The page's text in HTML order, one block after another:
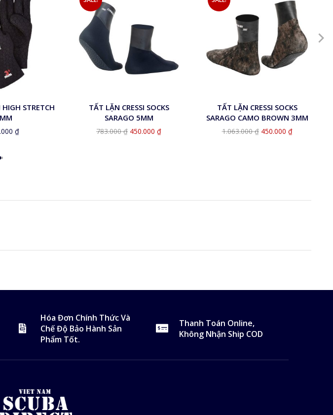
STRETCH
₫
TẤT LẶN CRESSI SOCKS
SARAGO 5MM
783.000₫ 450.000 ₫
TẤT LẶN CRESSI SOCKS
SARAGO CAMO BROWN 3MM
1.063.000₫ 450.000 ₫
Hóa Đơn Chính Thức Và
Chế Độ Bảo Hành Sản
Phẩm Tốt.
Thanh Toán Online,
Không Nhận Ship COD